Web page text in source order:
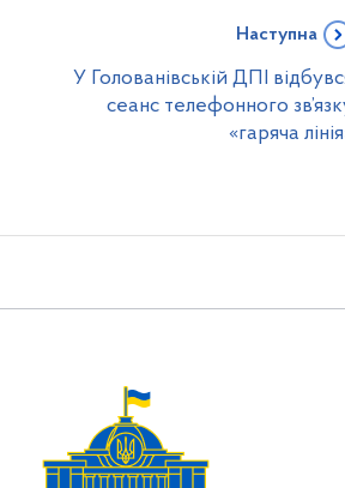
Наступна
У Голованівській ДПІ
сеанс телефонного
«гаряча